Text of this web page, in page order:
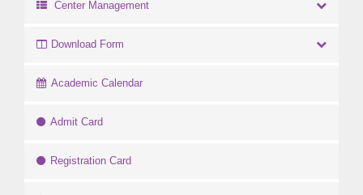
Center Management
Download Form
Academic Calendar
Admit Card
Registration Card